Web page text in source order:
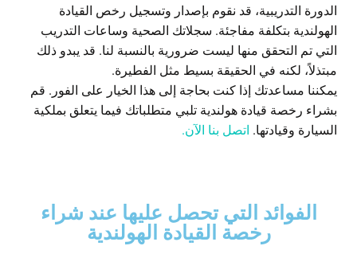
الدورة التدريبية، قد نقوم بإصدار وتسجيل رخص القيادة
الهولندية بتكلفة مفاجئة. سجلاتك الصحية وساعات التدريب
التي تم التحقق منها ليست ضرورية بالنسبة لنا. قد يبدو ذلك
مبتذلاً، لكنه في الحقيقة بسيط مثل الفطيرة.
يمكننا مساعدتك إذا كنت بحاجة إلى هذا الخيار على الفور. قم
بشراء رخصة قيادة هولندية تلبي متطلباتك فيما يتعلق بملكية
السيارة وقيادتها. اتصل بنا الآن.
الفوائد التي تحصل عليها عند شراء
رخصة القيادة الهولندية